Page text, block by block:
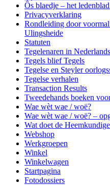
Ôs blaedje – het
Privacyverklaring
Rondleiding door
Ulingsheide
Statuten
Tegelenaren in
Tegels blief Tegels
Tegelse en Steyler
Tegelse verhalen
Transaction Results
Tweedehands boeken
Wae wèt wae / woë?
Wae wèt wae / woë? –
Wat doet de
Webshop
Werkgroepen
Winkel
Winkelwagen
Startpagina
Fotodossiers